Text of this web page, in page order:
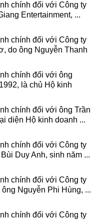
chính đối với Công ty
Entertainment, ...
chính đối với Công ty
do ông Nguyễn Thanh
chính đối với ông
là chủ Hộ kinh
chính đối với ông Trần
diện Hộ kinh doanh ...
chính đối với Công ty
Duy Anh, sinh năm ...
chính đối với Công ty
Nguyễn Phi Hùng, ...
chính đối với Công ty